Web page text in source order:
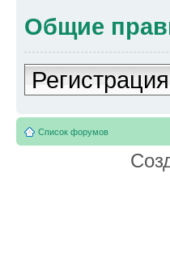
Общие
Регистрация
Список форумов